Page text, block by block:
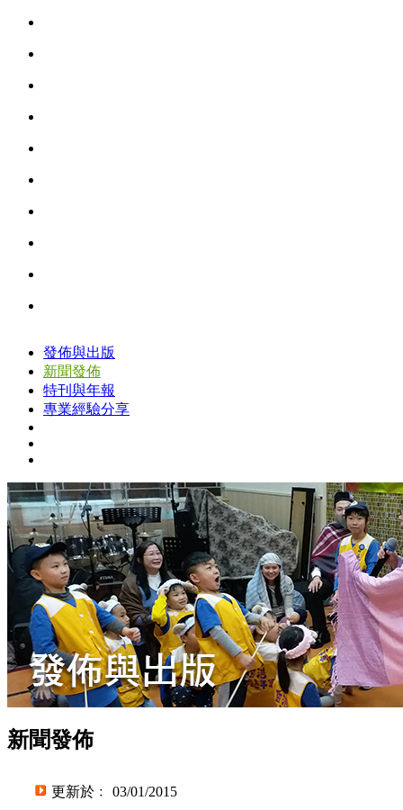
發佈與出版
新聞發佈
特刊與年報
專業經驗分享
新聞發佈
更新於﹕ 03/01/2015